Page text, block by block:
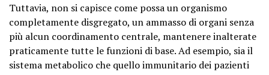
Tuttavia, non si capisce come possa un organismo
completamente disgregato, un ammasso di organi senza
più alcun coordinamento centrale, mantenere inalterate
praticamente tutte le funzioni di base. Ad esempio, sia il
sistema metabolico che quello immunitario dei pazienti